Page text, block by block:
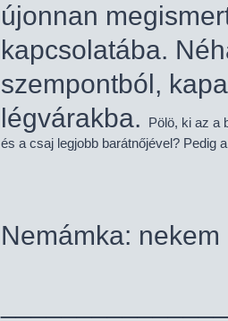
újonnan
kapcsolatába.
szempontból,
légvárakba.
Pölö, ki az a
és a csaj legjobb barátnőjével? Pedig
Nemámka: